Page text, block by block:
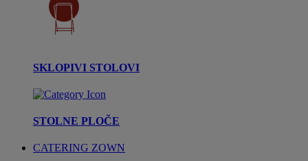
SKLOPIVI STOLOVI
STOLNE PLOČE
CATERING ZOWN